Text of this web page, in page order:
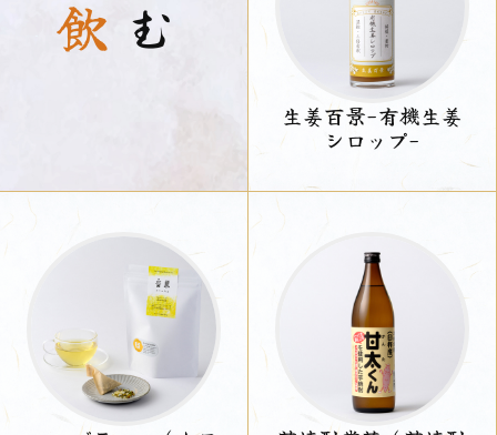
飲 む
生姜百景-有機生姜
シロップ-